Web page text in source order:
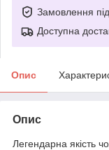
Замовлення
Доступна
Опис
Опис
Легендарна якість